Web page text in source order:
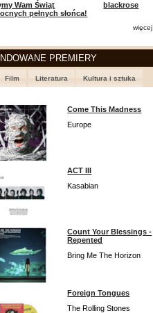
Wam Świąt
pełnych słońca!
blackrose
więcej
PREMIERY
Film Literatura Kultura i sztuka
Come This Madness
Europe
ACT III
Kasabian
Count Your Blessings -
Repented
Bring Me The Horizon
Foreign Tongues
The Rolling Stones